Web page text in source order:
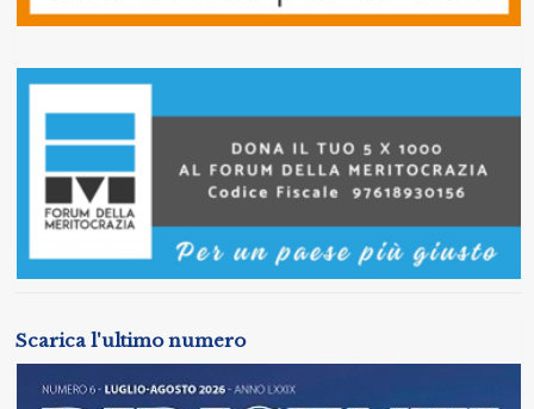
Scarica l'ultimo numero